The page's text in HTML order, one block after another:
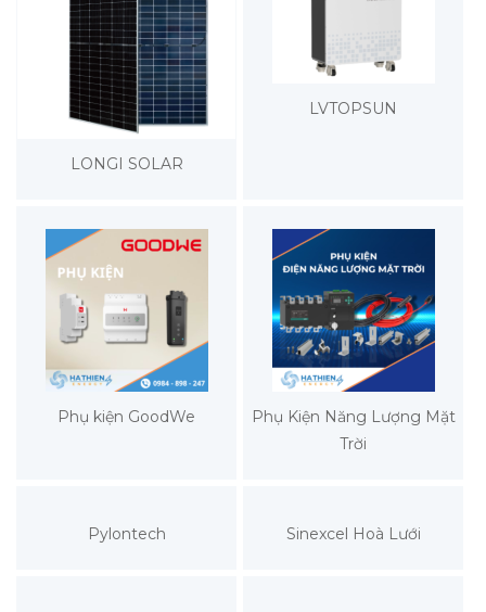
LONGI SOLAR
LVTOPSUN
Phụ kiện GoodWe
Phụ Kiện Năng Lượng Mặt
Trời
Pylontech Sinexcel Hoà Lưới